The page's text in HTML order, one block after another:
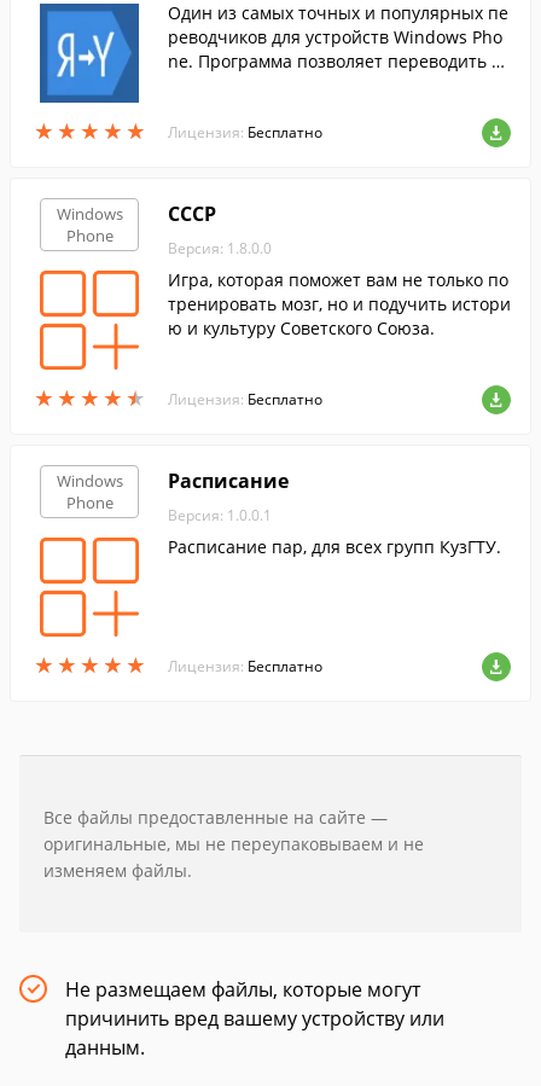
★ ★ ★ ★ ★
★ ★ ★ ★ ★
Один из самых точных и популярных пе
реводчиков для устройств Windows Pho
ne. Программа позволяет переводить о
йн.
Лицензия: Бесплатно
Windows
Phone
★ ★ ★ ★ ★
★ ★ ★ ★ ★
СССР
Версия: 1.8.0.0
Игра, которая поможет вам не только по
тренировать мозг, но и подучить истори
ю и культуру Советского Союза.
Лицензия: Бесплатно
Windows
Phone
★ ★ ★ ★ ★
★ ★ ★ ★ ★
Расписание
Версия: 1.0.0.1
Расписание пар, для всех групп КузГТУ.
Лицензия: Бесплатно
Все файлы предоставленные на сайте —
оригинальные, мы не переупаковываем и не
изменяем файлы.
Не размещаем файлы, которые могут
причинить вред вашему устройству или
данным.